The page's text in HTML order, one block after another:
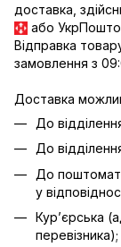
доставка,
або
Відправка
замовлення з
Доставка
До
До
До
у
Кур’єрська
перевізника);